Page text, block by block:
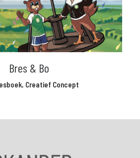
Bres & Bo
, Creatief Concept